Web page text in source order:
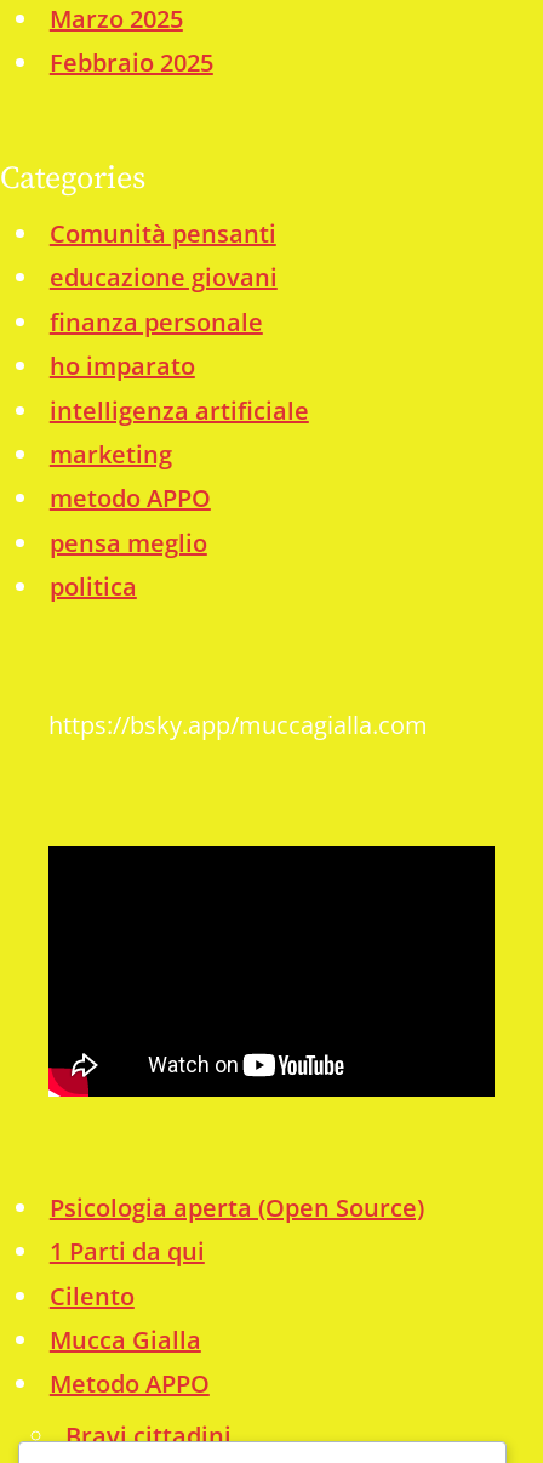
Marzo 2025
Febbraio 2025
Categories
Comunità pensanti
educazione giovani
finanza personale
ho imparato
intelligenza artificiale
marketing
metodo APPO
pensa meglio
politica
https://bsky.app/muccagialla.com
Psicologia aperta (Open Source)
1 Parti da qui
Cilento
Mucca Gialla
Metodo APPO
Bravi cittadini